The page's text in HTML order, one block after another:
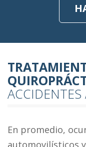
En promedio,
automovilísticos